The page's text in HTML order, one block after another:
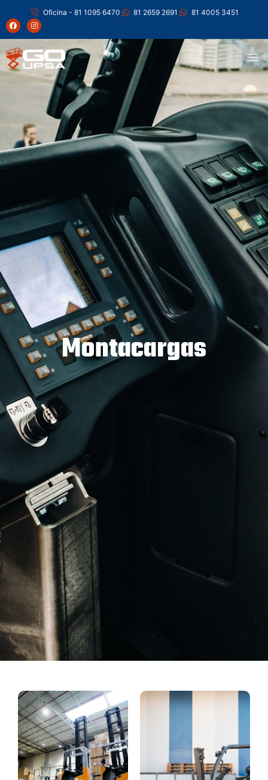
Oficina - 81 1095 6470 81 2659 2691 81 4005 3451
Montacargas